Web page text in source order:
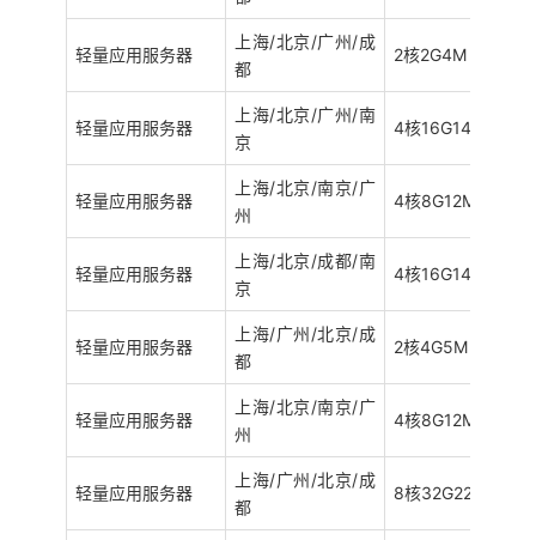
轻量应用服务器
上海/北京/广州/成
都
2核2G4M
轻量应用服务器
上海/北京/广州/南
京
4核16G14M
轻量应用服务器
上海/北京/南京/广
州
4核8G12M
轻量应用服务器
上海/北京/成都/南
京
4核16G14M
轻量应用服务器
上海/广州/北京/成
都
2核4G5M
轻量应用服务器
上海/北京/南京/广
州
4核8G12M
轻量应用服务器
上海/广州/北京/成
都
8核32G22M